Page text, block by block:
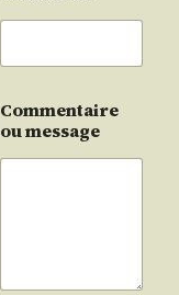
Commentaire
ou message